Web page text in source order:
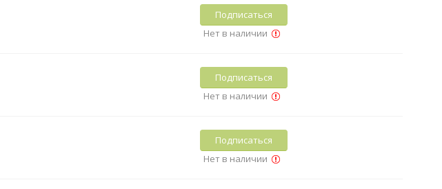
Подписаться
Нет в наличии
Подписаться
Нет в наличии
Подписаться
Нет в наличии